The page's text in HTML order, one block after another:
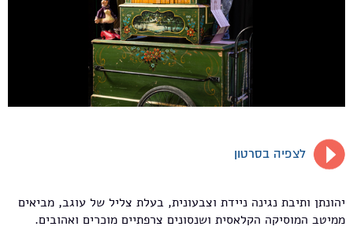
לצפיה בסרטון
יהונתן ותיבת נגינה ניידת וצבעונית, בעלת צליל של עוגב, מביאים
ממיטב המוסיקה הקלאסית ושנסונים צרפתיים מוכרים ואהובים.